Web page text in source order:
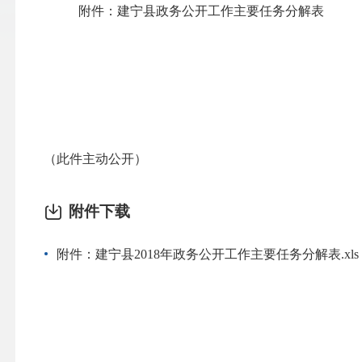
附件：建宁县政务公开工作主要任务分解表
（此件主动公开）
附件下载
附件：建宁县2018年政务公开工作主要任务分解表.xls